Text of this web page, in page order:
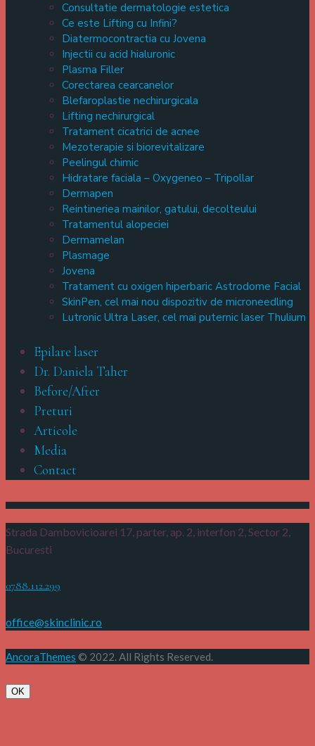
Consultatie dermatologie estetica
Ce este Lifting cu Infini?
Diatermocontractia cu Jovena
Injectii cu acid hialuronic
Plasma Filler
Corectarea cearcanelor
Blefaroplastie nechirurgicala
Lifting nechirurgical
Tratament cicatrici de acnee
Mezoterapie si biorevitalizare
Peelingul chimic
Hidratare faciala – Oxygeneo – Tripollar
Dermapen
Reintineriea mainilor, gatului, decolteului
Tratamentul alopeciei
Dermamelan
Plasmage
Jovena
Tratament cu oxigen hiperbaric Astrodome Facial
SkinPen, cel mai nou dispozitiv de microneedling
Lutronic Ultra Laser, cel mai puternic laser Thulium
Epilare laser
Dr. Daniela Taher
Before/After
Preturi
Articole
Media
Contact
Strada Dambovicioarei 17, parter, ap. 2, interfon 2,Sector 2,
Bucuresti
0788.112.299
office@skinclinic.ro
AncoraThemes © 2022. All Rights Reserved.
OK